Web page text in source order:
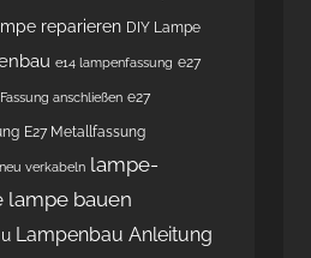
reparieren DIY Lampe
e14 lampenfassung e27
anschließen e27
E27 Metallfassung
verkabeln lampe-
lampe bauen
Lampenbau Anleitung